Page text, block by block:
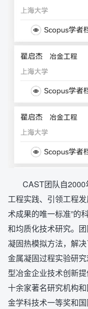
CAST团队自2000
工程实践、引领工程
术成果的唯一标准”的
和均质化技术研究。
凝固热模拟方法，解
金属凝固过程实验研
型冶金企业技术创新
十余家著名研究机构
金学科技术一等奖和